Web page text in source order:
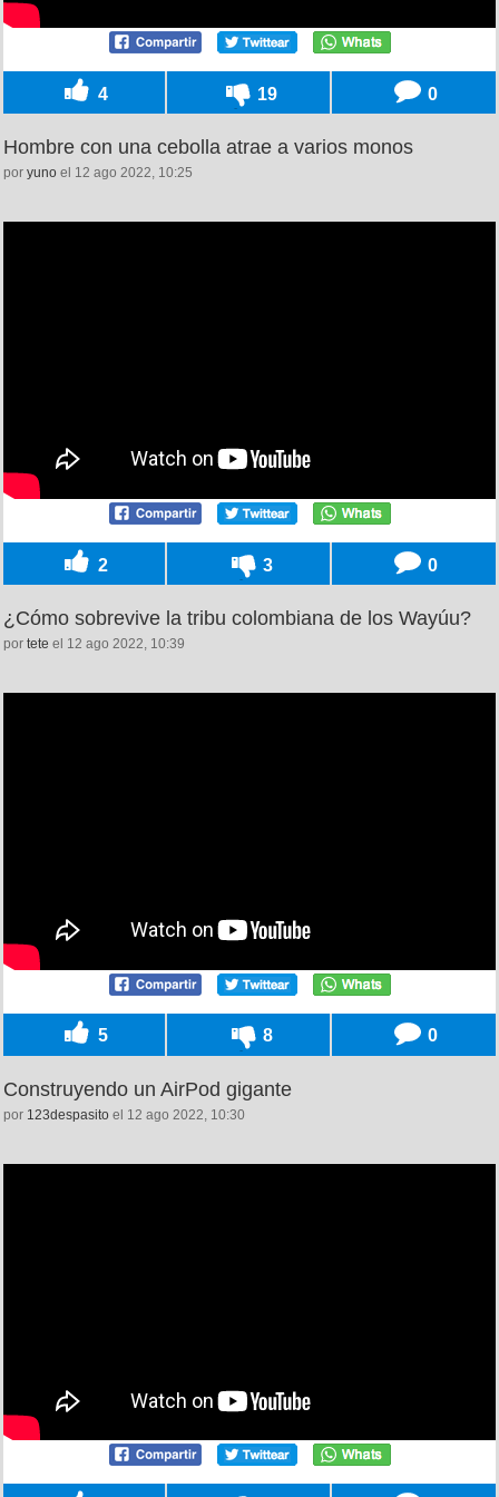
4 19 0
Hombre con una cebolla atrae a varios monos
por yuno el 12 ago 2022, 10:25
2 3 0
¿Cómo sobrevive la tribu colombiana de los Wayúu?
por tete el 12 ago 2022, 10:39
5 8 0
Construyendo un AirPod gigante
por 123despasito el 12 ago 2022, 10:30